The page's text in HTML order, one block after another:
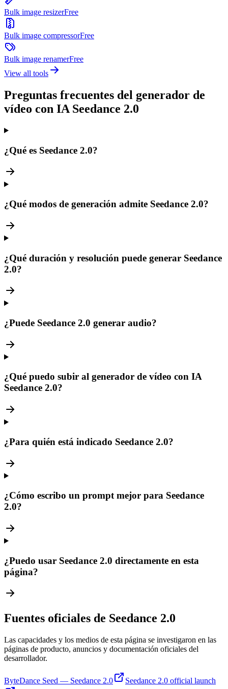
Bulk image resizerFree
Bulk image compressorFree
Bulk image renamerFree
View all tools
Preguntas frecuentes del generador de
vídeo con IA Seedance 2.0
¿Qué es Seedance 2.0?
¿Qué modos de generación admite Seedance 2.0?
¿Qué duración y resolución puede generar Seedance
2.0?
¿Puede Seedance 2.0 generar audio?
¿Qué puedo subir al generador de vídeo con IA
Seedance 2.0?
¿Para quién está indicado Seedance 2.0?
¿Cómo escribo un prompt mejor para Seedance
2.0?
¿Puedo usar Seedance 2.0 directamente en esta
página?
Fuentes oficiales de Seedance 2.0
Las capacidades y los medios de esta página se investigaron en las
páginas de producto, anuncios y documentación oficiales del
desarrollador.
ByteDance Seed — Seedance 2.0 Seedance 2.0 official launch